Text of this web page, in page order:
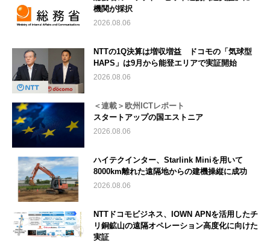
機関が採択
2026.08.06
NTTの1Q決算は増収増益 ドコモの「気球型
HAPS」は9月から能登エリアで実証開始
2026.08.06
＜連載＞欧州ICTレポート
スタートアップの国エストニア
2026.08.06
ハイテクインター、Starlink Miniを用いて
8000km離れた遠隔地からの建機操縦に成功
2026.08.06
NTTドコモビジネス、IOWN APNを活用したチ
リ銅鉱山の遠隔オペレーション高度化に向けた
実証